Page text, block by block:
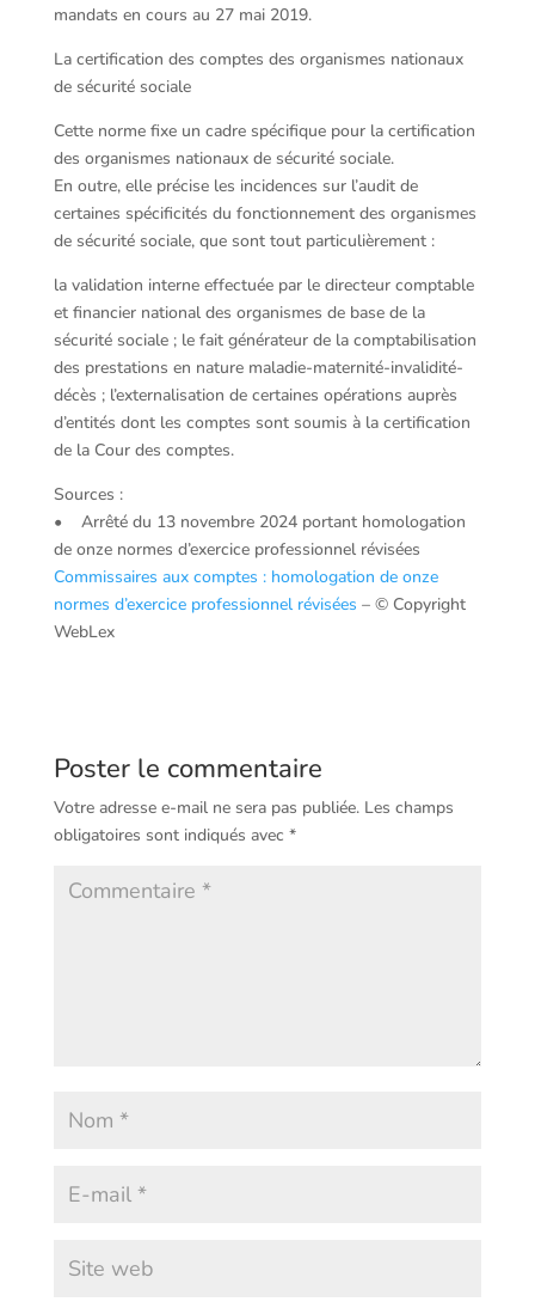
mandats en cours au 27 mai 2019.
La certification des comptes des organismes nationaux
de sécurité sociale
Cette norme fixe un cadre spécifique pour la certification
des organismes nationaux de sécurité sociale.
En outre, elle précise les incidences sur l’audit de
certaines spécificités du fonctionnement des organismes
de sécurité sociale, que sont tout particulièrement :
la validation interne effectuée par le directeur comptable
et financier national des organismes de base de la
sécurité sociale ; le fait générateur de la comptabilisation
des prestations en nature maladie-maternité-invalidité-
décès ; l’externalisation de certaines opérations auprès
d’entités dont les comptes sont soumis à la certification
de la Cour des comptes.
Sources :
• Arrêté du 13 novembre 2024 portant homologation
de onze normes d’exercice professionnel révisées
Commissaires aux comptes : homologation de onze
normes d’exercice professionnel révisées – © Copyright
WebLex
Poster le commentaire
Votre adresse e-mail ne sera pas publiée. Les champs
obligatoires sont indiqués avec *